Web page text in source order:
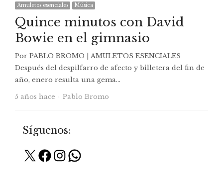
Amuletos esenciales Música
Quince minutos con David
Bowie en el gimnasio
Por PABLO BROMO | AMULETOS ESENCIALES
Después del despilfarro de afecto y billetera del fin de
año, enero resulta una gema…
5 años hace
Autor
Pablo Bromo
Síguenos:
X Facebook
Instagram
WhatsApp